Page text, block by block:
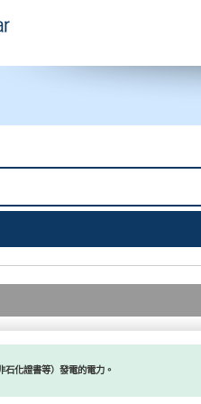
石化證書等）發電的電力。